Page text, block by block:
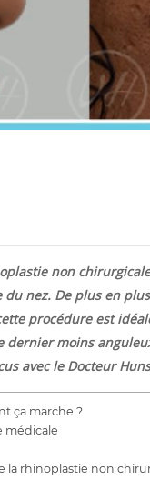
non
nez. De plus en
procédure est
moins
avec le Docteur
ça marche ?
médicale
la rhinoplastie non